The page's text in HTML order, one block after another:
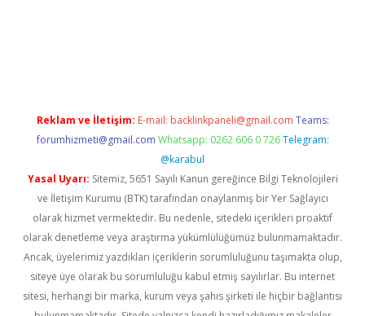
Reklam ve İletişim: E-mail: backlinkpaneli@gmail.com Teams:
forumhizmeti@gmail.com Whatsapp: 0262 606 0 726 Telegram:
@karabul
Yasal Uyarı: Sitemiz, 5651 Sayılı Kanun gereğince Bilgi Teknolojileri
ve İletişim Kurumu (BTK) tarafından onaylanmış bir Yer Sağlayıcı
olarak hizmet vermektedir. Bu nedenle, sitedeki içerikleri proaktif
olarak denetleme veya araştırma yükümlülüğümüz bulunmamaktadır.
Ancak, üyelerimiz yazdıkları içeriklerin sorumluluğunu taşımakta olup,
siteye üye olarak bu sorumluluğu kabul etmiş sayılırlar. Bu internet
sitesi, herhangi bir marka, kurum veya şahıs şirketi ile hiçbir bağlantısı